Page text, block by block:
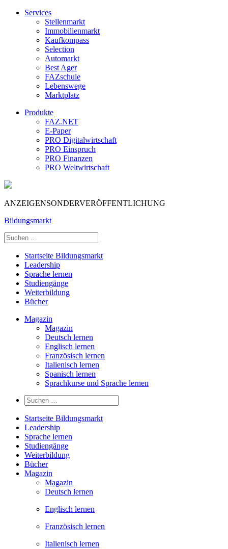
Services
Stellenmarkt
Immobilienmarkt
Kaufkompass
Selection
Automarkt
Best Ager
FAZschule
Lebenswege
Marktplatz
Produkte
FAZ.NET
E-Paper
PRO Digitalwirtschaft
PRO Einspruch
PRO Finanzen
PRO Weltwirtschaft
ANZEIGENSONDERVERÖFFENTLICHUNG
Bildungsmarkt
Startseite Bildungsmarkt
Leadership
Sprache lernen
Studiengänge
Weiterbildung
Bücher
Magazin
Magazin
Deutsch lernen
Englisch lernen
Französisch lernen
Italienisch lernen
Spanisch lernen
Sprachkurse und Sprache lernen
Startseite Bildungsmarkt
Leadership
Sprache lernen
Studiengänge
Weiterbildung
Bücher
Magazin
Magazin
Deutsch lernen
Englisch lernen
Französisch lernen
Italienisch lernen